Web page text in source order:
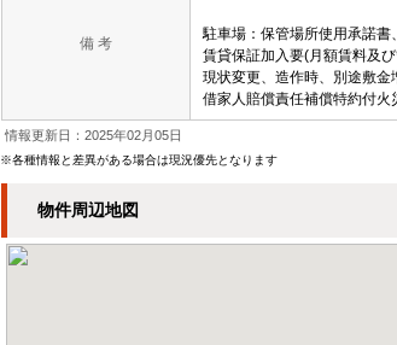
備 考
駐車場：保管場所使用承諾
賃貸保証加入要(月額賃料及
現状変更、造作時、別途敷金
借家人賠償責任補償特約付火
情報更新日：2025年02月05日
※各種情報と差異がある場合は現況優先となります
物件周辺地図